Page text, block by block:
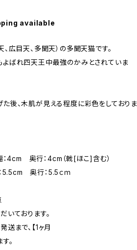
available
広目天、多聞天）の多聞天猫です。
ばれ四天王中最強のかみとされていま
後、木肌が見える程度に彩色をしておりま
4cm 奥行：4cm（戟[ほこ]含む）
奥行：5.5ｃｍ
いております。
まで、【1ヶ月
。